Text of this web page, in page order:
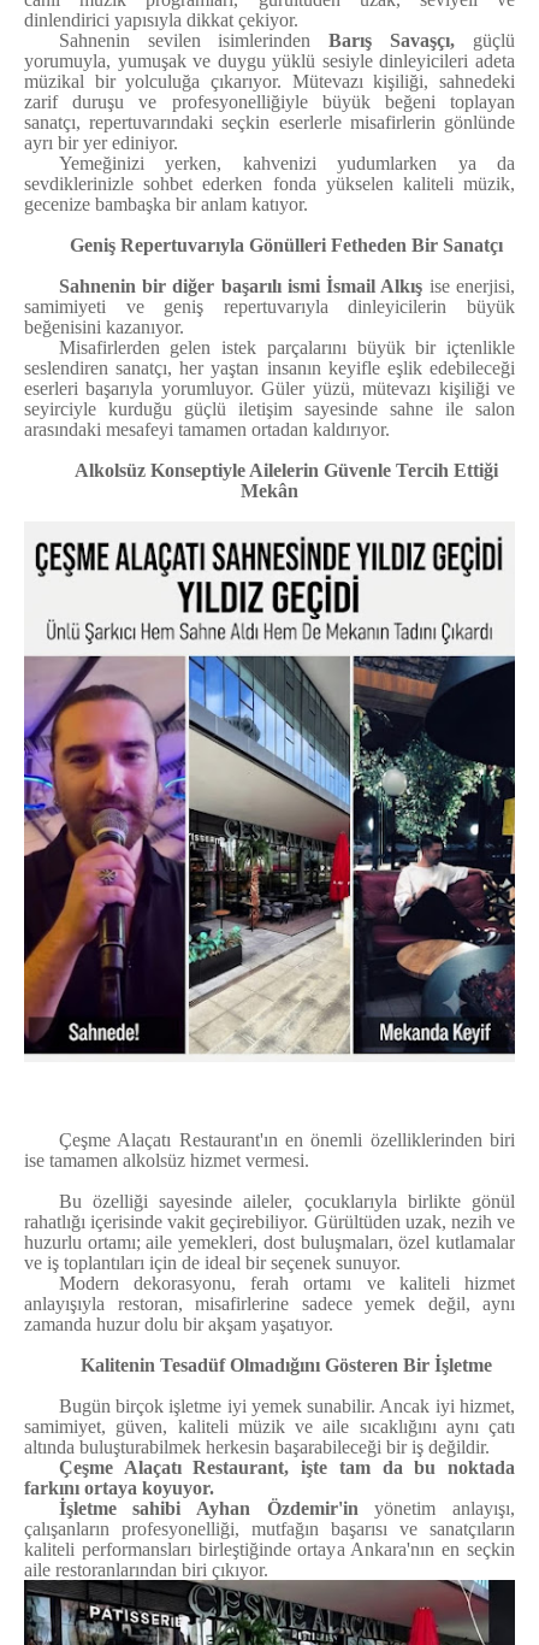
dinlendirici yapısıyla dikkat çekiyor.
Sahnenin sevilen isimlerinden
Barış Savaşçı, güçlü
yorumuyla, yumuşak ve duygu yüklü sesiyle dinleyicileri adeta
müzikal bir yolculuğa çıkarıyor. Mütevazı kişiliği, sahnedeki
zarif duruşu ve profesyonelliğiyle büyük beğeni toplayan
sanatçı, repertuvarındaki seçkin eserlerle misafirlerin gönlünde
ayrı bir yer ediniyor.
Yemeğinizi yerken, kahvenizi yudumlarken ya da
sevdiklerinizle sohbet ederken fonda yükselen kaliteli müzik,
gecenize bambaşka bir anlam katıyor.
Geniş Repertuvarıyla Gönülleri Fetheden Bir Sanatçı
Sahnenin bir diğer başarılı ismiİsmail Alkış ise enerjisi,
samimiyeti ve geniş repertuvarıyla dinleyicilerin büyük
beğenisini kazanıyor.
Misafirlerden gelen istek parçalarını büyük bir içtenlikle
seslendiren sanatçı, her yaştan insanın keyifle eşlik edebileceği
eserleri başarıyla yorumluyor. Güler yüzü, mütevazı kişiliği ve
seyirciyle kurduğu güçlü iletişim sayesinde sahne ile salon
arasındaki mesafeyi tamamen ortadan kaldırıyor.
Alkolsüz Konseptiyle Ailelerin Güvenle Tercih Ettiği
Mekân
Çeşme Alaçatı Restaurant'ın en önemli özelliklerinden biri
ise tamamen alkolsüz hizmet vermesi.
Bu özelliği sayesinde aileler, çocuklarıyla birlikte gönül
rahatlığı içerisinde vakit geçirebiliyor. Gürültüden uzak, nezih ve
huzurlu ortamı; aile yemekleri, dost buluşmaları, özel kutlamalar
ve iş toplantıları için de ideal bir seçenek sunuyor.
Modern dekorasyonu, ferah ortamı ve kaliteli hizmet
anlayışıyla restoran, misafirlerine sadece yemek değil, aynı
zamanda huzur dolu bir akşam yaşatıyor.
Kalitenin Tesadüf Olmadığını Gösteren Bir İşletme
Bugün birçok işletme iyi yemek sunabilir. Ancak iyi hizmet,
samimiyet, güven, kaliteli müzik ve aile sıcaklığını aynı çatı
altında buluşturabilmek herkesin başarabileceği bir iş değildir.
Çeşme Alaçatı Restaurant, işte tam da bu noktada
farkını ortaya koyuyor.
İşletme sahibi Ayhan Özdemir'in yönetim anlayışı,
çalışanların profesyonelliği, mutfağın başarısı ve sanatçıların
kaliteli performansları birleştiğinde ortaya Ankara'nın en seçkin
aile restoranlarından biri çıkıyor.